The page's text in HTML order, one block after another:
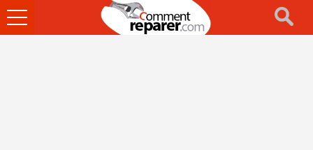
Ouvrir
le